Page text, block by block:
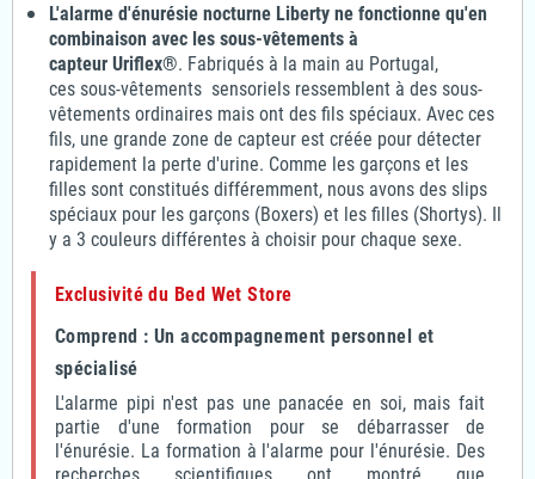
L'alarme d'énurésie nocturne Liberty ne fonctionne qu'en
combinaison avec les sous-vêtements à
capteur Uriflex®. Fabriqués à la main au Portugal,
ces sous-vêtements sensoriels ressemblent à des sous-
vêtements ordinaires mais ont des fils spéciaux. Avec ces
fils, une grande zone de capteur est créée pour détecter
rapidement la perte d'urine. Comme les garçons et les
filles sont constitués différemment, nous avons des slips
spéciaux pour les garçons (Boxers) et les filles (Shortys). Il
y a 3 couleurs différentes à choisir pour chaque sexe.
Exclusivité du Bed Wet Store
Comprend : Un accompagnement personnel et
spécialisé
L'alarme pipi n'est pas une panacée en soi, mais fait
partie d'une formation pour se débarrasser de
l'énurésie. La formation à l'alarme pour l'énurésie. Des
recherches scientifiques ont montré que